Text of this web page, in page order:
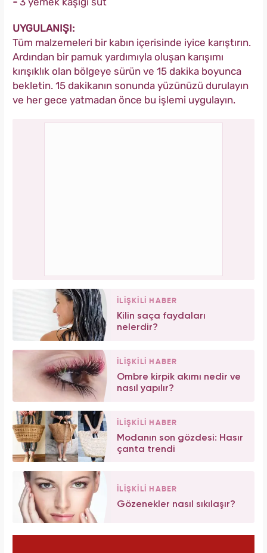
UYGULANIŞI:
Tüm malzemeleri bir kabın içerisinde iyice karıştırın.
Ardından bir pamuk yardımıyla oluşan karışımı
kırışıklık olan bölgeye sürün ve 15 dakika boyunca
bekletin. 15 dakikanın sonunda yüzünüzü durulayın
ve her gece yatmadan önce bu işlemi uygulayın.
İLİŞKİLİ HABER
Kilin saça faydaları
nelerdir?
İLİŞKİLİ HABER
Ombre kirpik akımı nedir ve
nasıl yapılır?
İLİŞKİLİ HABER
Modanın son gözdesi: Hasır
çanta trendi
İLİŞKİLİ HABER
Gözenekler nasıl sıkılaşır?